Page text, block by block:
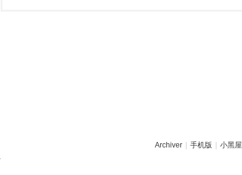
Archiver 手机版 小黑屋